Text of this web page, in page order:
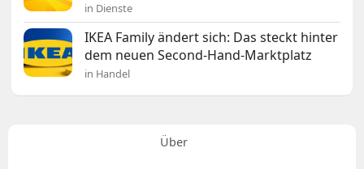
in Dienste
IKEA Family ändert sich: Das steckt hinter
dem neuen Second-Hand-Marktplatz
in Handel
Über